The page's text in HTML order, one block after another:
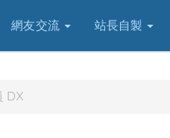
網友交流 站長自製
DX